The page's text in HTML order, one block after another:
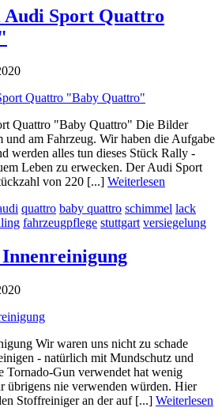
Audi Sport Quattro
Quattro "Baby Quattro" Die Bilder
und am Fahrzeug. Wir haben die Aufgabe
werden alles tun dieses Stück Rally -
Leben zu erwecken. Der Audi Sport
von 220 [...] Weiterlesen
quattro baby quattro schimmel lack
fahrzeugpflege stuttgart versiegelung
Wir waren uns nicht zu schade
- natürlich mit Mundschutz und
Tornado-Gun verwendet hat wenig
übrigens nie verwenden würden. Hier
Stoffreiniger an der auf [...] Weiterlesen